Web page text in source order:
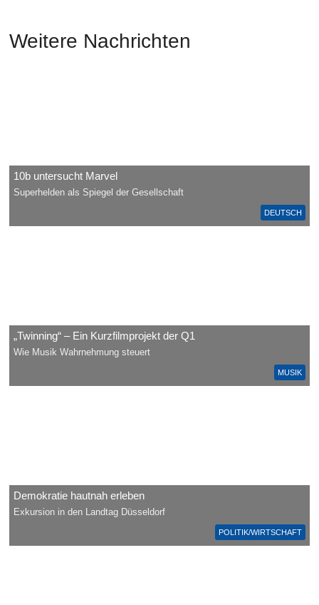
Weitere Nachrichten
DEUTSCH
10b untersucht Marvel
Superhelden als Spiegel der Gesellschaft
MUSIK
„Twinning“ – Ein Kurzfilmprojekt der Q1
Wie Musik Wahrnehmung steuert
POLITIK/WIRTSCHAFT
Demokratie hautnah erleben
Exkursion in den Landtag Düsseldorf